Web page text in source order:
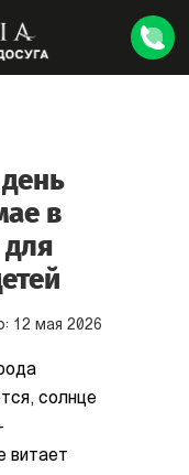
в
для
12 мая 2026
солнце
витает